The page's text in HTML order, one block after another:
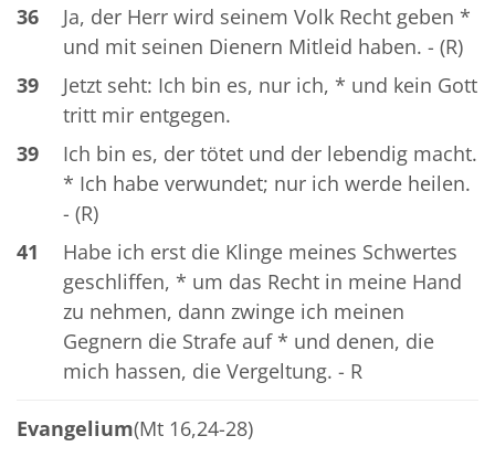
36
Ja, der Herr wird seinem Volk Recht geben *
und mit seinen Dienern Mitleid haben. - (R)
39
Jetzt seht: Ich bin es, nur ich, * und kein Gott
tritt mir entgegen.
39
Ich bin es, der tötet und der lebendig macht.
* Ich habe verwundet; nur ich werde heilen.
- (R)
41
Habe ich erst die Klinge meines Schwertes
geschliffen, * um das Recht in meine Hand
zu nehmen, dann zwinge ich meinen
Gegnern die Strafe auf * und denen, die
mich hassen, die Vergeltung. - R
Evangelium(Mt 16,24-28)